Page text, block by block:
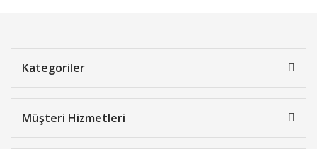
Kategoriler
Müşteri Hizmetleri